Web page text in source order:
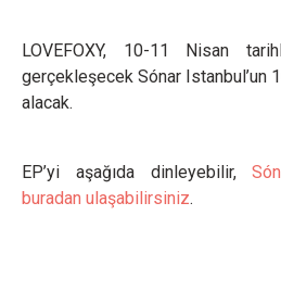
LOVEFOXY, 10-11 Nisan
gerçekleşecek Sónar Istanbul’un
alacak.
EP’yi aşağıda dinleyebilir,
buradan ulaşabilirsiniz.